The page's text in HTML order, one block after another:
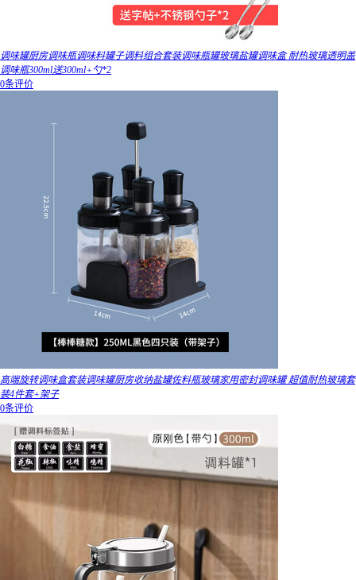
调味罐厨房调味瓶调味料罐子调料组合套装调味瓶罐玻璃盐罐调味盒 耐热玻璃透明盖
调味瓶300ml送300ml+勺*2
0条评价
高端旋转调味盒套装调味罐厨房收纳盐罐佐料瓶玻璃家用密封调味罐 超值耐热玻璃套
装4件套+架子
0条评价